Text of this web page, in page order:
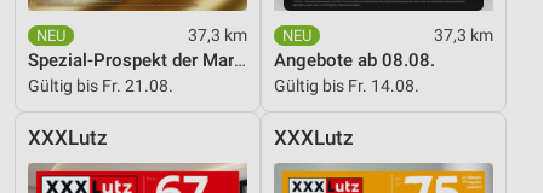
37,3 km
Spezial-Prospekt der Marken
Gültig bis Fr. 21.08.
37,3 km
Angebote ab 08.08.
Gültig bis Fr. 14.08.
XXXLutz XXXLutz